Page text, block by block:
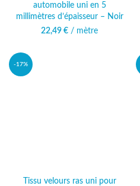
automobile uni en 5
millimètres d’épaisseur – Noir
22,49 € / mètre
-17%
Tissu velours ras uni pour